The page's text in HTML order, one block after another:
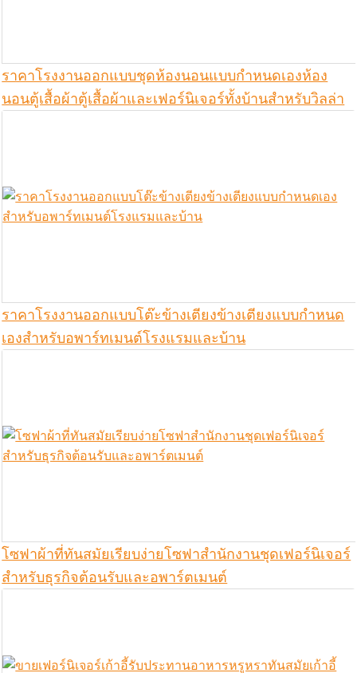
ราคาโรงงานออกแบบชุดห้องนอนแบบกำหนดเองห้อง
นอนตู้เสื้อผ้าตู้เสื้อผ้าและเฟอร์นิเจอร์ทั้งบ้านสำหรับวิลล่า
ราคาโรงงานออกแบบโต๊ะข้างเตียงข้างเตียงแบบกำหนด
เองสำหรับอพาร์ทเมนต์โรงแรมและบ้าน
โซฟาผ้าที่ทันสมัยเรียบง่ายโซฟาสำนักงานชุดเฟอร์นิเจอร์
สำหรับธุรกิจต้อนรับและอพาร์ตเมนต์